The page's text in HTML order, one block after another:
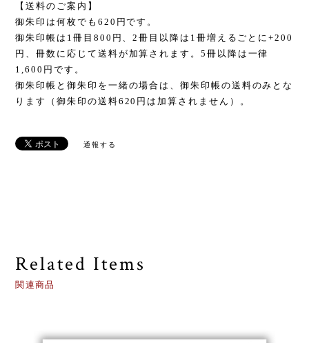
【送料のご案内】
御朱印は何枚でも620円です。
御朱印帳は1冊目800円、2冊目以降は1冊増えるごとに+200
円、冊数に応じて送料が加算されます。5冊以降は一律
1,600円です。
御朱印帳と御朱印を一緒の場合は、御朱印帳の送料のみとな
ります（御朱印の送料620円は加算されません）。
通報する
Related Items
関連商品